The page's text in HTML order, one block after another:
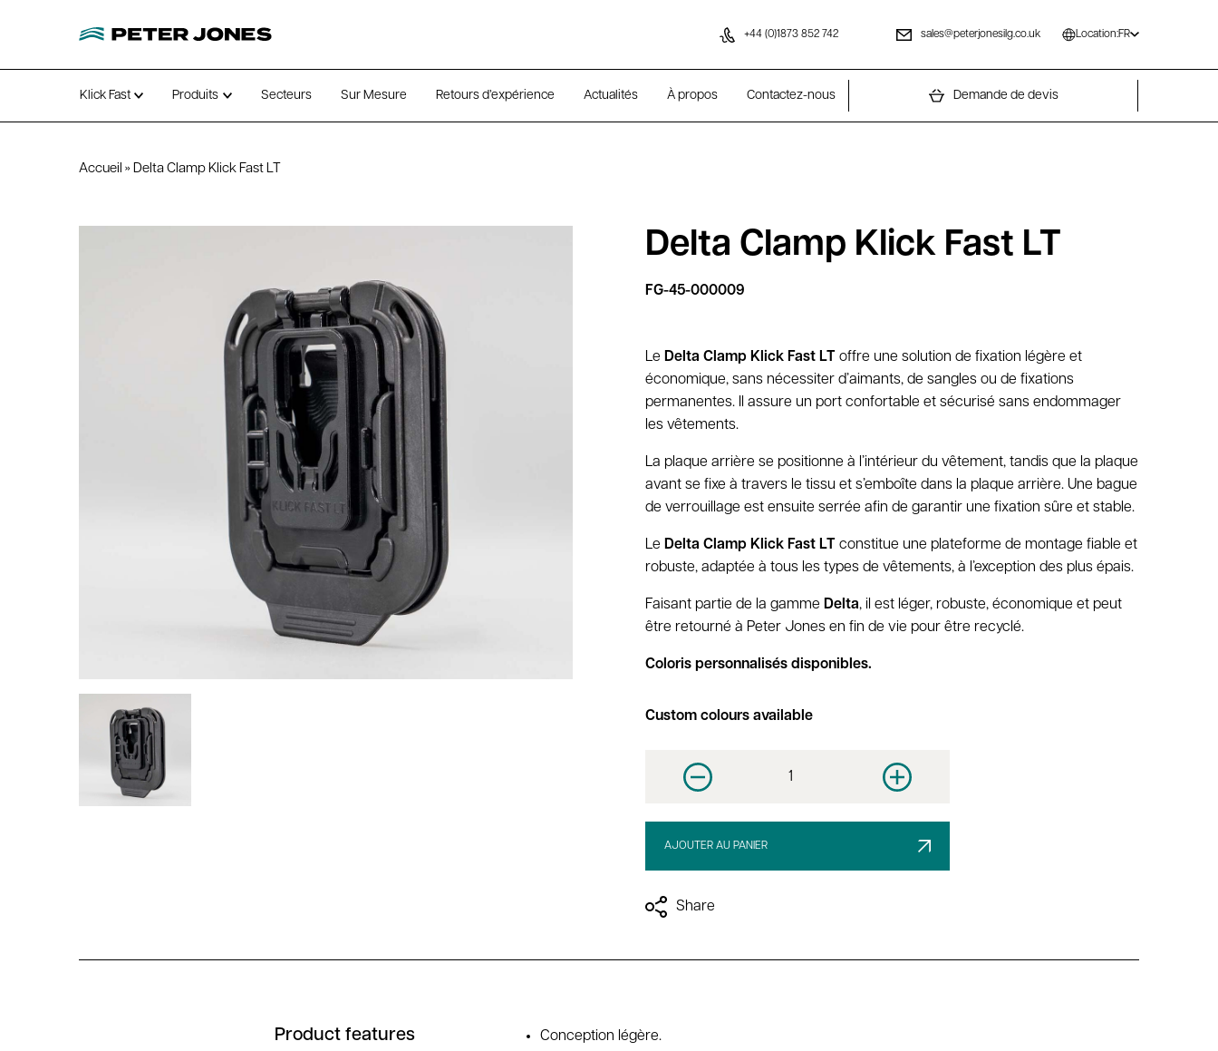
+44 (0)1873 852 742 sales@peterjonesilg.co.uk Location:FR
Klick Fast Open submenu
Produits Open submenu
Secteurs Sur Mesure Retours d’expérience Actualités À propos Contactez-nous Demande de devis
Accueil » Delta Clamp Klick Fast LT
Delta Clamp Klick Fast LT
FG-45-000009
Le Delta Clamp Klick Fast LT
offre une solution de fixation légère et
économique, sans nécessiter d’aimants, de sangles ou de fixations
permanentes. Il assure un port confortable et sécurisé sans endommager
les vêtements.
La plaque arrière se positionne à l’intérieur du vêtement, tandis que la plaque
avant se fixe à travers le tissu et s’emboîte dans la plaque arrière. Une bague
de verrouillage est ensuite serrée afin de garantir une fixation sûre et stable.
Le Delta Clamp Klick Fast LT
constitue une plateforme de montage fiable et
robuste, adaptée à tous les types de vêtements, à l’exception des plus épais.
Faisant partie de la gamme Delta, il est léger, robuste, économique et peut
être retourné à Peter Jones en fin de vie pour être recyclé.
Coloris personnalisés disponibles.
Custom colours available
Decrease quantity Increase quantity
AJOUTER AU PANIER
Share
Product features
Conception légère.